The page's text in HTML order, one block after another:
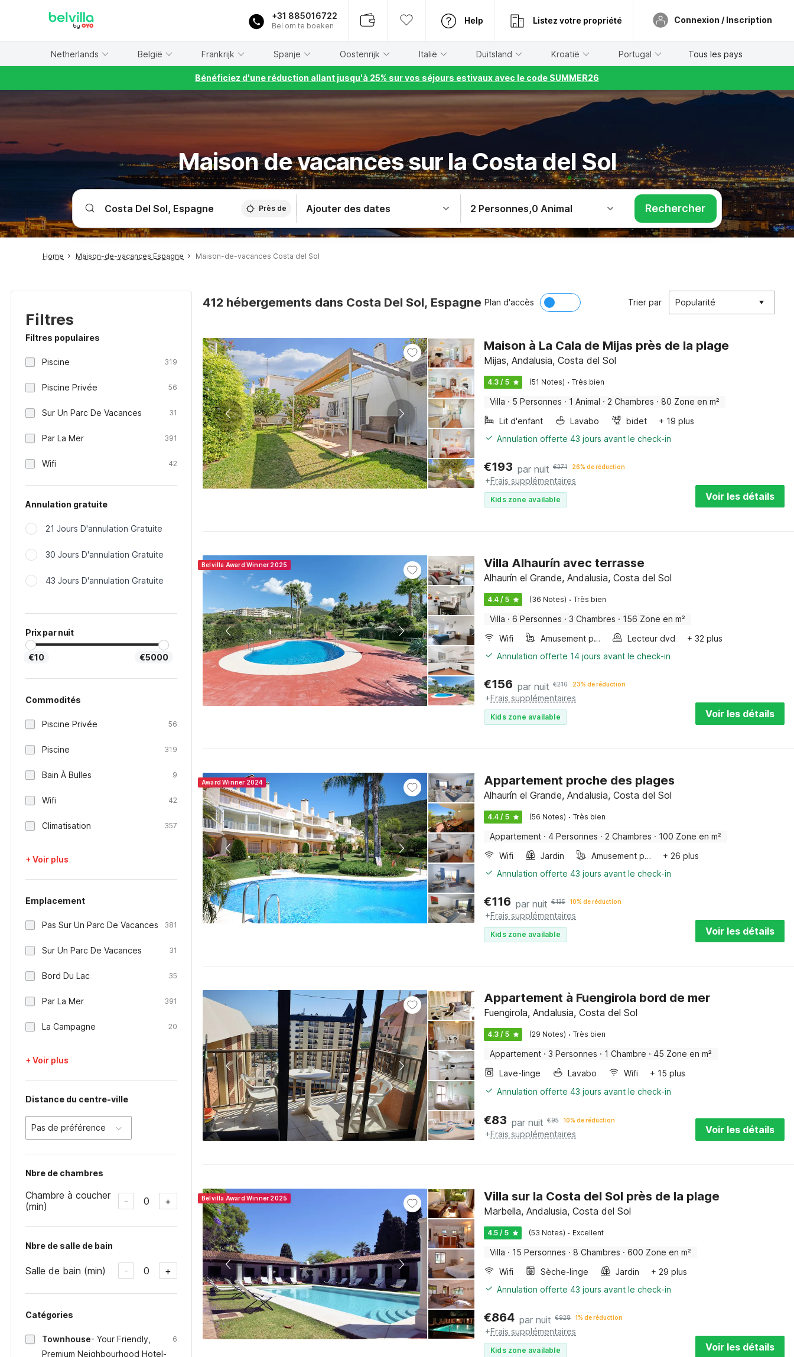
+31 885016722
Bel om te boeken
Help Listez votre propriété Connexion / Inscription
Netherlands België Frankrijk Spanje Oostenrijk Italië Duitsland Kroatië Portugal Tous les pays
Bénéficiez d'une réduction allant jusqu'à 25% sur vos séjours estivaux avec le code SUMMER26
Maison de vacances sur la Costa del Sol
Près de Ajouter des dates 2 Personnes,0 Animal Rechercher
Home Maison-de-vacances Espagne Maison-de-vacances Costa del Sol
Filtres
Filtres populaires
Piscine 319
Piscine Privée 56
Sur Un Parc De Vacances 31
Par La Mer 391
Wifi 42
Annulation gratuite
21 Jours D'annulation Gratuite
30 Jours D'annulation Gratuite
43 Jours D'annulation Gratuite
Prix par nuit
€10 €5000
Commodités
Piscine Privée 56
Piscine 319
Bain À Bulles 9
Wifi 42
Climatisation 357
+ Voir plus
Emplacement
Pas Sur Un Parc De Vacances 381
Sur Un Parc De Vacances 31
Bord Du Lac 35
Par La Mer 391
La Campagne 20
+ Voir plus
Distance du centre-ville
Pas de préférence
Nbre de chambres
Chambre à coucher
(min)
- 0 +
Nbre de salle de bain
Salle de bain (min) - 0 +
Catégories
Townhouse- Your Friendly,
Premium Neighbourhood Hotel-
6
412 hébergements dans Costa Del Sol, Espagne Plan d'accès Trier par Popularité
Maison à La Cala de Mijas près de la plage
Mijas, Andalusia, Costa del Sol
4.3 / 5 (51 Notes) · Très bien
Villa · 5 Personnes · 1 Animal · 2 Chambres · 80 Zone en m²
Lit d'enfant
Lavabo bidet
+ 19 plus
Annulation offerte 43 jours avant le check-in
€193 par nuit €271 26% de réduction
+Frais supplémentaires
Kids zone available Voir les détails
Belvilla Award Winner 2025 Villa Alhaurín avec terrasse
Alhaurín el Grande, Andalusia, Costa del Sol
4.4 / 5 (36 Notes) · Très bien
Villa · 6 Personnes · 3 Chambres · 156 Zone en m²
Wifi
Amusement pour les enfants Lecteur dvd
+ 32 plus
Annulation offerte 14 jours avant le check-in
€156 par nuit €210 23% de réduction
+Frais supplémentaires
Kids zone available Voir les détails
Award Winner 2024 Appartement proche des plages
Alhaurín el Grande, Andalusia, Costa del Sol
4.4 / 5 (56 Notes) · Très bien
Appartement · 4 Personnes · 2 Chambres · 100 Zone en m²
Wifi
Jardin Amusement pour les enfants
+ 26 plus
Annulation offerte 43 jours avant le check-in
€116 par nuit €135 10% de réduction
+Frais supplémentaires
Kids zone available Voir les détails
Appartement à Fuengirola bord de mer
Fuengirola, Andalusia, Costa del Sol
4.3 / 5 (29 Notes) · Très bien
Appartement · 3 Personnes · 1 Chambre · 45 Zone en m²
Lave-linge
Lavabo Wifi
+ 15 plus
Annulation offerte 43 jours avant le check-in
€83 par nuit €95 10% de réduction
+Frais supplémentaires Voir les détails
Belvilla Award Winner 2025 Villa sur la Costa del Sol près de la plage
Marbella, Andalusia, Costa del Sol
4.5 / 5 (53 Notes) · Excellent
Villa · 15 Personnes · 8 Chambres · 600 Zone en m²
Wifi
Sèche-linge Jardin
+ 29 plus
Annulation offerte 43 jours avant le check-in
€864 par nuit €928 1% de réduction
+Frais supplémentaires
Kids zone available Voir les détails